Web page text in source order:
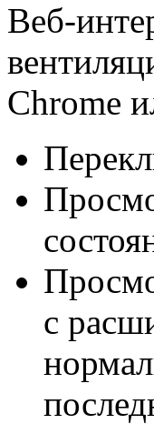
Веб-
Chrome
с